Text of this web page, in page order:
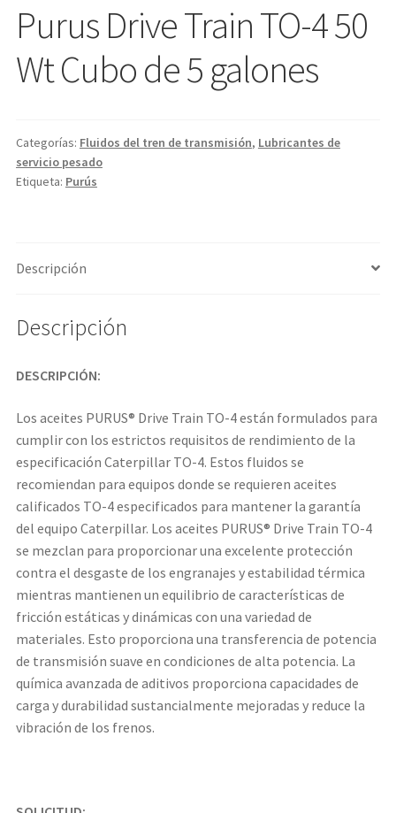
Purus Drive Train TO-4 50
Wt Cubo de 5 galones
Categorías: Fluidos del tren de transmisión, Lubricantes de
servicio pesado
Etiqueta: Purús
Descripción
Descripción
DESCRIPCIÓN:
Los aceites PURUS® Drive Train TO-4 están formulados para
cumplir con los estrictos requisitos de rendimiento de la
especificación Caterpillar TO-4. Estos fluidos se
recomiendan para equipos donde se requieren aceites
calificados TO-4 especificados para mantener la garantía
del equipo Caterpillar. Los aceites PURUS® Drive Train TO-4
se mezclan para proporcionar una excelente protección
contra el desgaste de los engranajes y estabilidad térmica
mientras mantienen un equilibrio de características de
fricción estáticas y dinámicas con una variedad de
materiales. Esto proporciona una transferencia de potencia
de transmisión suave en condiciones de alta potencia. La
química avanzada de aditivos proporciona capacidades de
carga y durabilidad sustancialmente mejoradas y reduce la
vibración de los frenos.